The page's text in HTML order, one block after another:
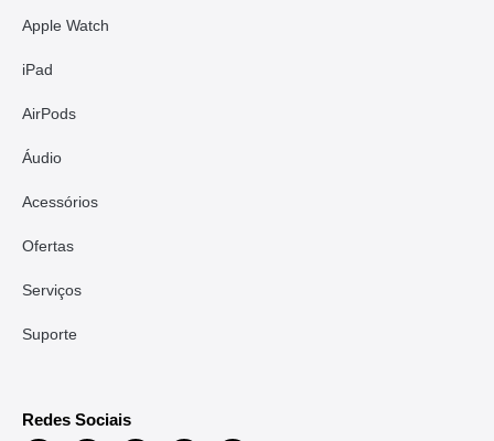
Apple Watch
iPad
AirPods
Áudio
Acessórios
Ofertas
Serviços
Suporte
Redes Sociais